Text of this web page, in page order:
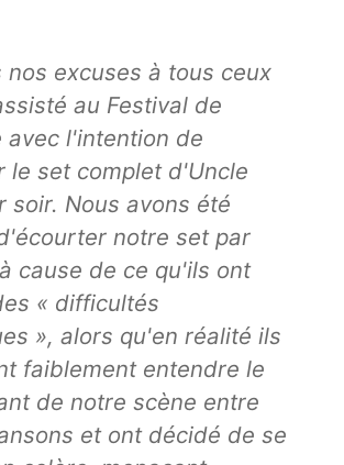
nos excuses à tous ceux
au Festival de
avec l'intention de
le set complet d'Uncle
soir. Nous avons été
notre set par
cause de ce qu'ils ont
« difficultés
», alors qu'en réalité ils
faiblement entendre le
de notre scène entre
et ont décidé de se